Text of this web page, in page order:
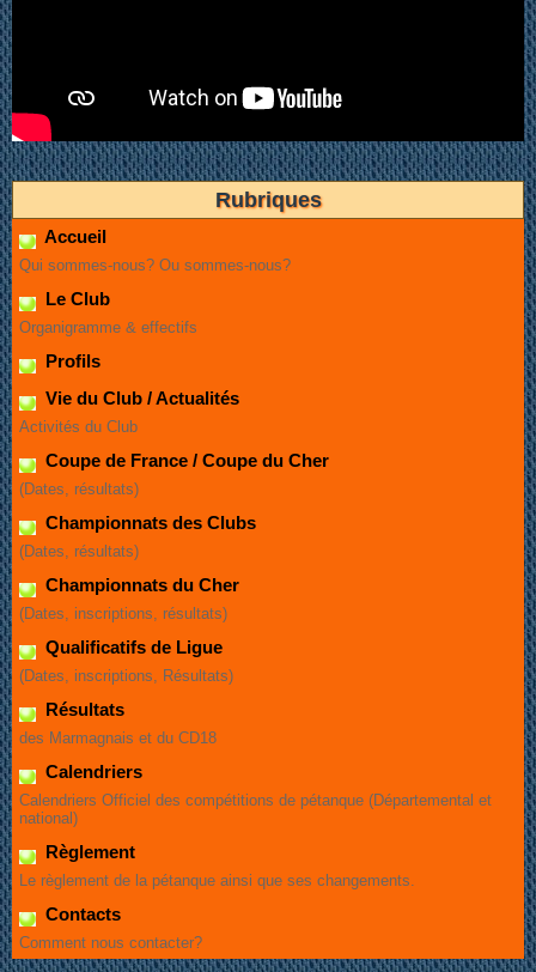
Rubriques
Accueil
Qui sommes-nous? Ou sommes-nous?
Le Club
Organigramme & effectifs
Profils
Vie du Club / Actualités
Activités du Club
Coupe de France / Coupe du Cher
(Dates, résultats)
Championnats des Clubs
(Dates, résultats)
Championnats du Cher
(Dates, inscriptions, résultats)
Qualificatifs de Ligue
(Dates, inscriptions, Résultats)
Résultats
des Marmagnais et du CD18
Calendriers
Calendriers Officiel des compétitions de pétanque (Départemental et
national)
Règlement
Le règlement de la pétanque ainsi que ses changements.
Contacts
Comment nous contacter?